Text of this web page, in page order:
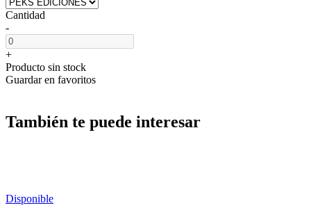
Cantidad
-
+
Producto sin stock
Guardar en favoritos
También te puede interesar
Disponible